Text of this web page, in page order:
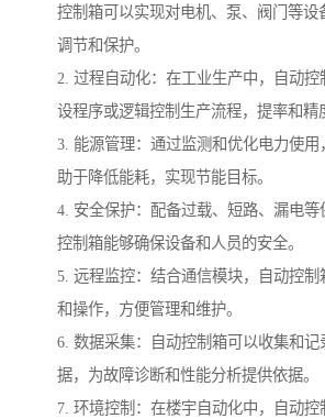
控制箱可以实现对电机、泵、阀门等设
调节和保护。
2. 过程自动化：在工业生产中，自动控
设程序或逻辑控制生产流程，提率和精
3. 能源管理：通过监测和优化电力使用
助于降低能耗，实现节能目标。
4. 安全保护：配备过载、短路、漏电等
控制箱能够确保设备和人员的安全。
5. 远程监控：结合通信模块，自动控制
和操作，方便管理和维护。
6. 数据采集：自动控制箱可以收集和记
据，为故障诊断和性能分析提供依据。
7. 环境控制：在楼宇自动化中，自动